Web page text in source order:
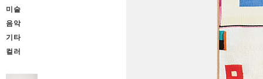
미술
음악
기타
컬러